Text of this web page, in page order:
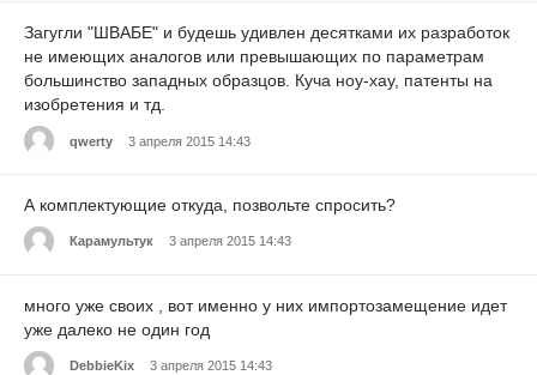
Загугли "ШВАБЕ" и будешь удивлен десятками их разработок
не имеющих аналогов или превышающих по параметрам
большинство западных образцов. Куча ноу-хау, патенты на
изобретения и тд.
qwerty 3 апреля 2015 14:43
А комплектующие откуда, позвольте спросить?
Карамультук 3 апреля 2015 14:43
много уже своих , вот именно у них импортозамещение идет
уже далеко не один год
DebbieKix 3 апреля 2015 14:43